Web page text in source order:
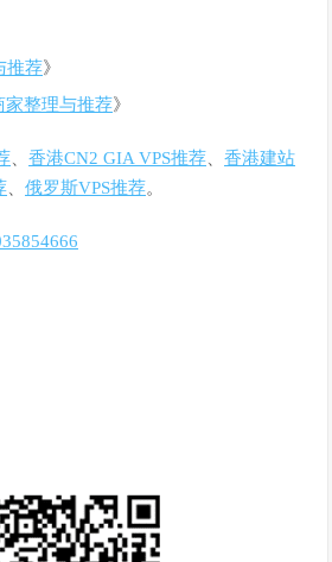
推荐》
家整理与推荐》
、 香港CN2 GIA VPS推荐、 香港建站
、 俄罗斯VPS推荐。